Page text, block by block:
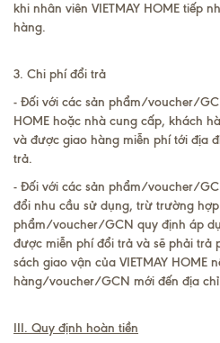
khi nhân viên VIETMAY HOME tiếp
hàng.
3. Chi phí đổi trả
- Đối với các sản phẩm/voucher/
HOME hoặc nhà cung cấp, khách
và được giao hàng miễn phí tới địa
trả.
- Đối với các sản phẩm/voucher/
đổi nhu cầu sử dụng, trừ trường
phẩm/voucher/GCN quy định áp
được miễn phí đổi trả và sẽ phải trả
sách giao vận của VIETMAY HOME
hàng/voucher/GCN mới đến địa chỉ
III. Quy định hoàn tiền